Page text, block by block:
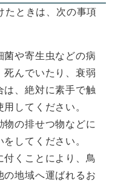
たときは、次の事項
菌や寄生虫などの病
死んでいたり、衰弱
は、絶対に素手で触
してください。
物の排せつ物などに
してください。
付くことにより、鳥
の地域へ運ばれるお